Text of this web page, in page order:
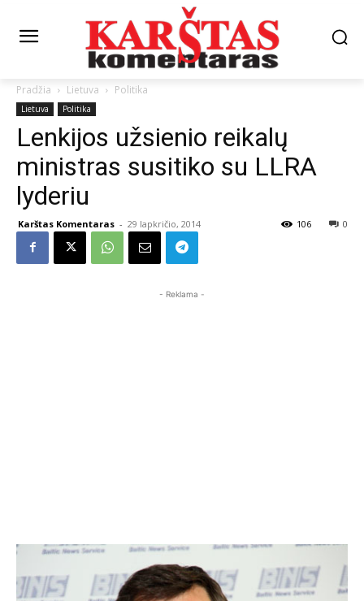
Pradžia Lietuva Politika
Lietuva Politika
Lenkijos užsienio reikalų
ministras susitiko su LLRA
lyderiu
Karštas Komentaras - 29 lapkričio, 2014 0
106
- Reklama -